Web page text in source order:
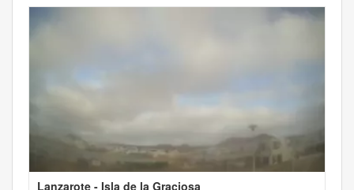
Lanzarote - Isla de la Graciosa